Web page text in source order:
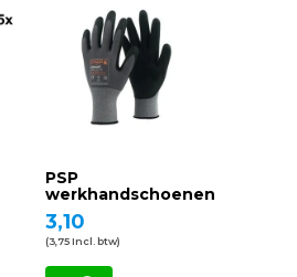
PSP
werkhandschoenen
3,10
(3,75 Incl. btw)